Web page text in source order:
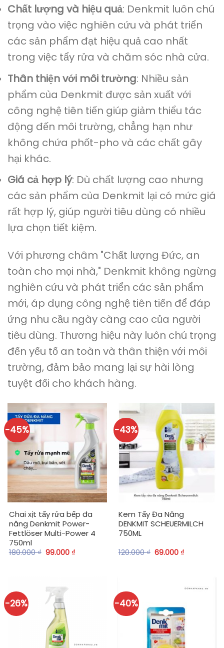
Chất lượng và hiệu quả: Denkmit luôn chú
trọng vào việc nghiên cứu và phát triển
các sản phẩm đạt hiệu quả cao nhất
trong việc tẩy rửa và chăm sóc nhà cửa.
Thân thiện với môi trường: Nhiều sản
phẩm của Denkmit được sản xuất với
công nghệ tiên tiến giúp giảm thiểu tác
động đến môi trường, chẳng hạn như
không chứa phốt-pho và các chất gây
hại khác.
Giá cả hợp lý: Dù chất lượng cao nhưng
các sản phẩm của Denkmit lại có mức giá
rất hợp lý, giúp người tiêu dùng có nhiều
lựa chọn tiết kiệm.
Với phương châm "Chất lượng Đức, an
toàn cho mọi nhà," Denkmit không ngừng
nghiên cứu và phát triển các sản phẩm
mới, áp dụng công nghệ tiên tiến để đáp
ứng nhu cầu ngày càng cao của người
tiêu dùng. Thương hiệu này luôn chú trọng
đến yếu tố an toàn và thân thiện với môi
trường, đảm bảo mang lại sự hài lòng
tuyệt đối cho khách hàng.
-45%
Chai xịt tẩy rửa bếp đa
năng Denkmit Power-
Fettlöser Multi-Power 4
750ml
180.000₫ 99.000 ₫
-43%
Kem Tẩy Đa Năng
DENKMIT SCHEUERMILCH
750ML
120.000₫ 69.000 ₫
-26% -40%